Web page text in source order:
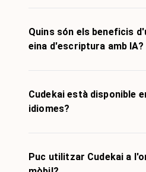
Quins són els beneficis
eina d'escriptura amb IA?
Cudekai està disponible
idiomes?
Puc utilitzar Cudekai a